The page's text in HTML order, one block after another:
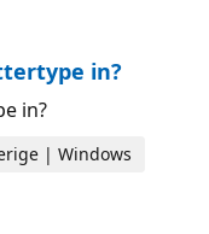
in?
in?
| Windows